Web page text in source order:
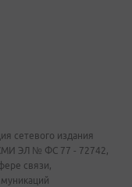
сетевого издания
СМИ ЭЛ № ФС 77 - 72742,
связи,